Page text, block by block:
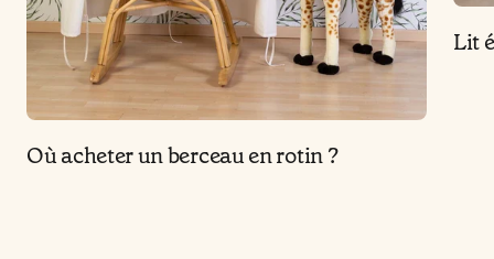
Où acheter un berceau en rotin ?
Lit